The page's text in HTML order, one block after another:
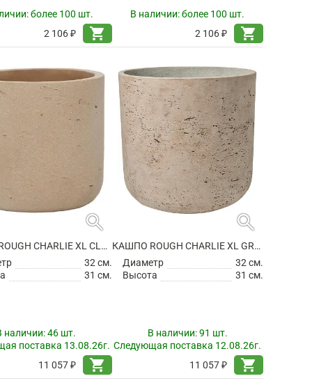
более 100 шт.
2 106 ₽
shopping_cart
В наличии:более 100 шт.
2 106 ₽
shopping_cart
search
КАШПО ROUGH CHARLIE XL CLAY WASHED
32 см.
31 см.
наличии:46 шт.
поставка 13.08.26г.
11 057 ₽
shopping_cart
search
КАШПО ROUGH CHARLIE XL GREY WASHED
Диаметр
32 см.
Высота
31 см.
В наличии:91 шт.
Следующая поставка 12.08.26г.
11 057 ₽
shopping_cart